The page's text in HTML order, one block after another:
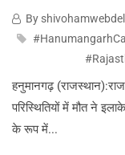
By
हनुमानगढ़
परिस्थितियों में मौत ने
के रूप में...